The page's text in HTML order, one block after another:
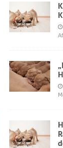
DIES UND